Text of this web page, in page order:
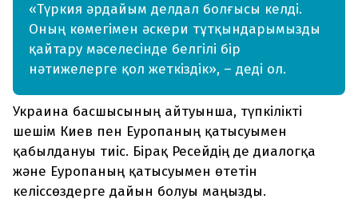
«Түркия әрдайым делдал болғысы келді.
Оның көмегімен әскери тұтқындарымызды
қайтару мәселесінде белгілі бір
нәтижелерге қол жеткіздік», – деді ол.
Украина басшысының айтуынша, түпкілікті
шешім Киев пен Еуропаның қатысуымен
қабылдануы тиіс. Бірақ Ресейдің де диалогқа
және Еуропаның қатысуымен өтетін
келіссөздерге дайын болуы маңызды.